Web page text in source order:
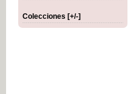
Colecciones [+/-]